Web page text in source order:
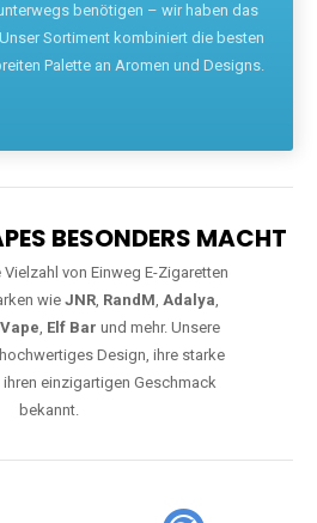
benötigen – wir haben das
Sortiment kombiniert die besten
Palette an Aromen und Designs.
BESONDERS MACHT
von Einweg E-Zigaretten
wie JNR, RandM, Adalya,
, Elf Bar und mehr. Unsere
Design, ihre starke
einzigartigen Geschmack
bekannt.